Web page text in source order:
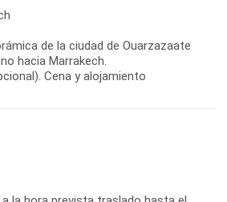
de la ciudad de Ouarzazaate
hacia Marrakech.
Cena y alojamiento